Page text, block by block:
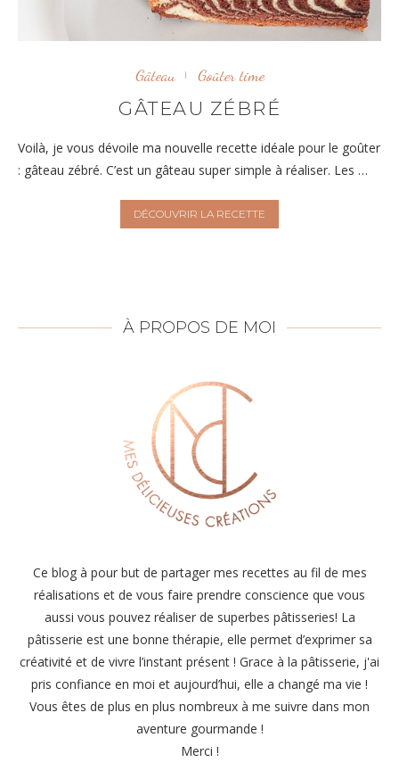
Gâteau Goûter time
GÂTEAU ZÉBRÉ
Voilà, je vous dévoile ma nouvelle recette idéale pour le goûter
: gâteau zébré. C’est un gâteau super simple à réaliser. Les …
DÉCOUVRIR LA RECETTE
À PROPOS DE MOI
Ce blog à pour but de partager mes recettes au fil de mes
réalisations et de vous faire prendre conscience que vous
aussi vous pouvez réaliser de superbes pâtisseries! La
pâtisserie est une bonne thérapie, elle permet d’exprimer sa
créativité et de vivre l’instant présent ! Grace à la pâtisserie, j'ai
pris confiance en moi et aujourd’hui, elle a changé ma vie !
Vous êtes de plus en plus nombreux à me suivre dans mon
aventure gourmande !
Merci !